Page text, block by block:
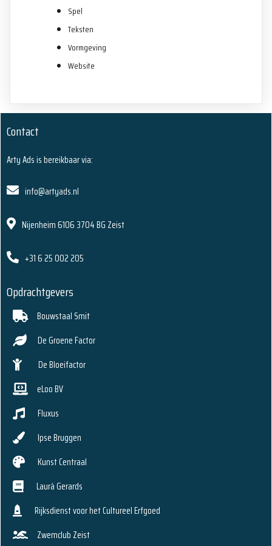
Spel
Teksten
Vormgeving
Website
Contact
Arty Ads is bereikbaar via:
info@artyads.nl
Nijenheim 6106 3704 BG Zeist
+31 6 25 002 205
Opdrachtgevers
Bouwstaal Smit
De Groene Factor
De Bloeifactor
eLoo BV
Fluxus
Ipse Bruggen
Kunst Centraal
Laurà Gerards
Rijksdienst voor het Cultureel Erfgoed
Zwemclub Zeist